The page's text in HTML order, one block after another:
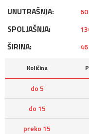
UNUTRAŠNJA:
SPOLJAŠNJA:
ŠIRINA:
Količina
do 5
do 15
preko 15